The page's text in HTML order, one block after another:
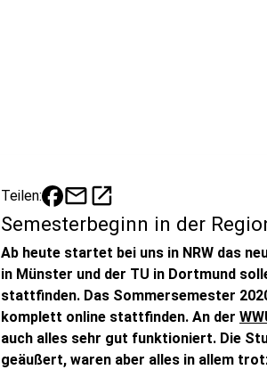
Teilen: mailopen_in_new
Semesterbeginn in der
Ab heute startet bei uns in NRW das
in Münster und der TU in Dortmund
stattfinden. Das Sommersemester
komplett online stattfinden. An der
auch alles sehr gut funktioniert. Die
geäußert, waren aber alles in allem